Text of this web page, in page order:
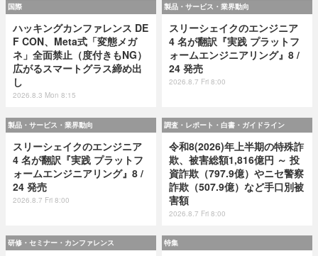
国際
ハッキングカンファレンス DE
F CON、Meta式「変態メガ
ネ」全面禁止（度付きもNG）
広がるスマートグラス締め出
し
2026.8.3 Mon 8:15
製品・サービス・業界動向
スリーシェイクのエンジニア
4 名が翻訳『実践 プラットフ
ォームエンジニアリング』8 /
24 発売
2026.8.7 Fri 8:00
製品・サービス・業界動向
スリーシェイクのエンジニア
4 名が翻訳『実践 プラットフ
ォームエンジニアリング』8 /
24 発売
2026.8.7 Fri 8:00
調査・レポート・白書・ガイドライン
令和8(2026)年上半期の特殊詐
欺、被害総額1,816億円 ～ 投
資詐欺（797.9億）やニセ警察
詐欺（507.9億）など手口別被
害額
2026.8.7 Fri 8:00
研修・セミナー・カンファレンス 特集